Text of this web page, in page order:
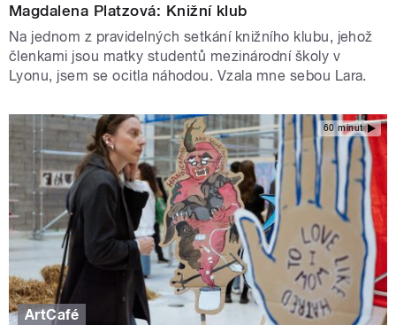
Magdalena Platzová: Knižní klub
Na jednom z pravidelných setkání knižního klubu, jehož
členkami jsou matky studentů mezinárodní školy v
Lyonu, jsem se ocitla náhodou. Vzala mne sebou Lara.
60 minut
ArtCafé